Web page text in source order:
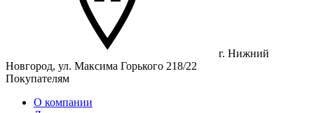
г. Нижний
Новгород, ул. Максима Горького 218/22
Покупателям
О компании